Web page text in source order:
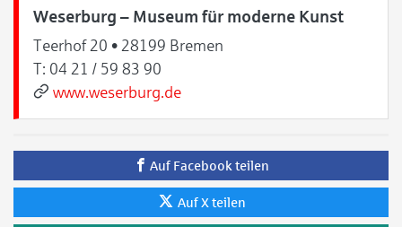
Weserburg – Museum für moderne Kunst
Teerhof 20 • 28199 Bremen
T: 04 21 / 59 83 90
www.weserburg.de
Auf Facebook teilen
Auf X teilen